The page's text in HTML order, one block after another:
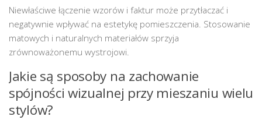
Niewłaściwe łączenie wzorów i faktur może przytłaczać i
negatywnie wpływać na estetykę pomieszczenia. Stosowanie
matowych i naturalnych materiałów sprzyja
zrównoważonemu wystrojowi.
Jakie są sposoby na zachowanie
spójności wizualnej przy mieszaniu wielu
stylów?